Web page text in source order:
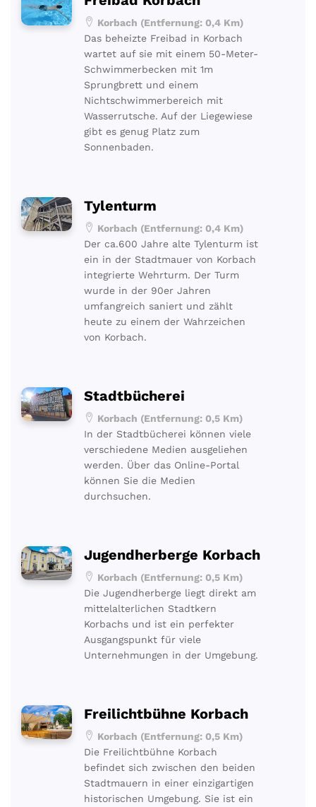
Korbach (Entfernung: 0,4 Km)
Das beheizte Freibad in Korbach
wartet auf sie mit einem 50-Meter-
Schwimmerbecken mit 1m
Sprungbrett und einem
Nichtschwimmerbereich mit
Wasserrutsche. Auf der Liegewiese
gibt es genug Platz zum
Sonnenbaden.
Tylenturm
Korbach (Entfernung: 0,4 Km)
Der ca.600 Jahre alte Tylenturm ist
ein in der Stadtmauer von Korbach
integrierte Wehrturm. Der Turm
wurde in der 90er Jahren
umfangreich saniert und zählt
heute zu einem der Wahrzeichen
von Korbach.
Stadtbücherei
Korbach (Entfernung: 0,5 Km)
In der Stadtbücherei können viele
verschiedene Medien ausgeliehen
werden. Über das Online-Portal
können Sie die Medien
durchsuchen.
Jugendherberge Korbach
Korbach (Entfernung: 0,5 Km)
Die Jugendherberge liegt direkt am
mittelalterlichen Stadtkern
Korbachs und ist ein perfekter
Ausgangspunkt für viele
Unternehmungen in der Umgebung.
Freilichtbühne Korbach
Korbach (Entfernung: 0,5 Km)
Die Freilichtbühne Korbach
befindet sich zwischen den beiden
Stadtmauern in einer einzigartigen
historischen Umgebung. Sie ist ein